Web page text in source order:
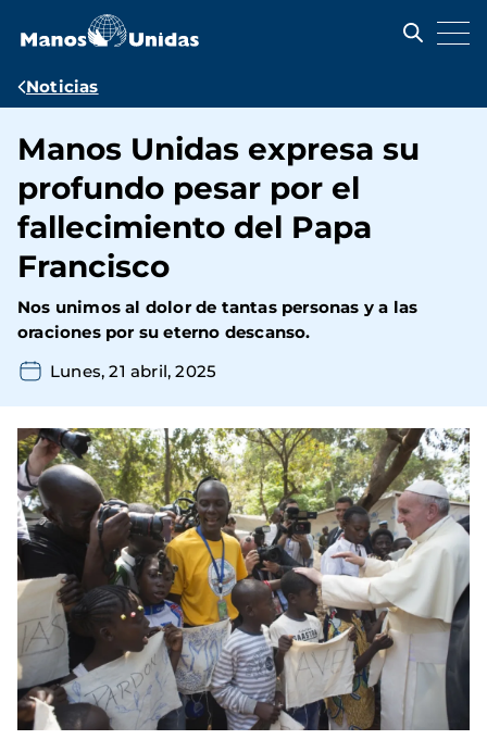
contenido
Ruta
navegación
Noticias
Manos Unidas expresa su
profundo pesar por el
fallecimiento del Papa
Francisco
Nos unimos al dolor de tantas personas y a las
oraciones por su eterno descanso.
Lunes, 21 abril, 2025